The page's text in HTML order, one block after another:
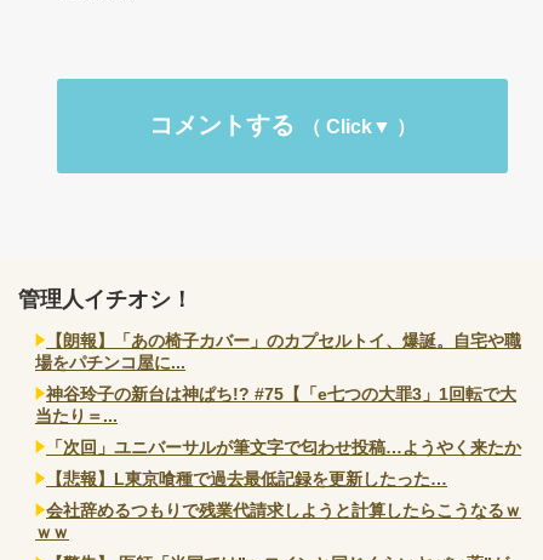
コメントする
管理人イチオシ！
【朗報】「あの椅子カバー」のカプセルトイ、爆誕。自宅や職
場をパチンコ屋に...
神谷玲子の新台は神ぱち!? #75【「e七つの大罪3」1回転で大
当たり＝...
「次回」ユニバーサルが筆文字で匂わせ投稿…ようやく来たか
【悲報】L東京喰種で過去最低記録を更新したった…
会社辞めるつもりで残業代請求しようと計算したらこうなるｗ
ｗｗ